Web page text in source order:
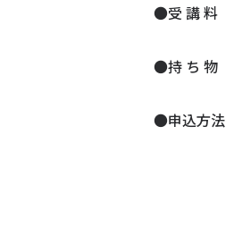
●受 講
●持 ち 物
●申込方法
＜お申
電話